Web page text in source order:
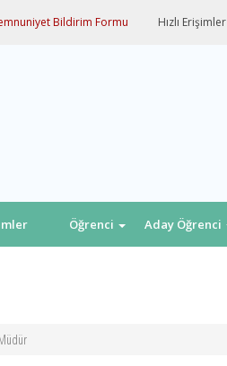
Bildirim Formu Hızlı Erişimler
Öğrenci Aday Öğrenci